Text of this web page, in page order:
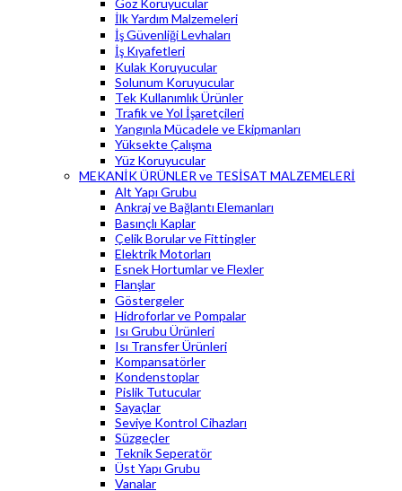
İlk Yardım Malzemeleri
İş Güvenliği Levhaları
İş Kıyafetleri
Kulak Koruyucular
Solunum Koruyucular
Tek Kullanımlık Ürünler
Trafik ve Yol İşaretçileri
Yangınla Mücadele ve Ekipmanları
Yüksekte Çalışma
Yüz Koruyucular
MEKANİK ÜRÜNLER ve TESİSAT MALZEMELERİ
Alt Yapı Grubu
Ankraj ve Bağlantı Elemanları
Basınçlı Kaplar
Çelik Borular ve Fittingler
Elektrik Motorları
Esnek Hortumlar ve Flexler
Flanşlar
Göstergeler
Hidroforlar ve Pompalar
Isı Grubu Ürünleri
Isı Transfer Ürünleri
Kompansatörler
Kondenstoplar
Pislik Tutucular
Sayaçlar
Seviye Kontrol Cihazları
Süzgeçler
Teknik Seperatör
Üst Yapı Grubu
Vanalar